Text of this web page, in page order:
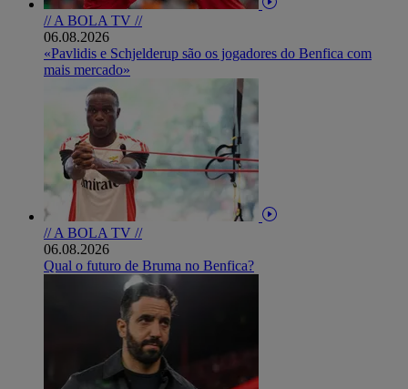
// A BOLA TV //
06.08.2026
«Pavlidis e Schjelderup são os jogadores do Benfica com
mais mercado»
// A BOLA TV //
06.08.2026
Qual o futuro de Bruma no Benfica?